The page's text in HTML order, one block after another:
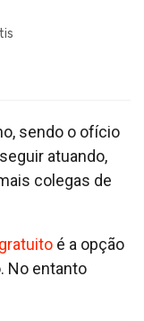
sendo o ofício
atuando,
colegas de
é a opção
No entanto